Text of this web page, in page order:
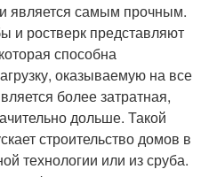
является самым прочным.
и ростверк представляют
способна
оказываемую на все
более затратная,
дольше. Такой
строительство домов в
технологии или из сруба.